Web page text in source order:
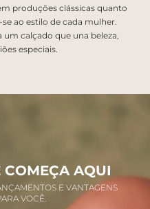
produções clássicas quanto
ao estilo de cada mulher.
calçado que una beleza,
especiais.
AQUI
E VANTAGENS
VOCÊ.